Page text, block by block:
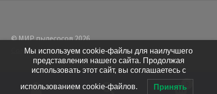
© МИР пылесосов 2026
Создано с помощью WooCommerce
Мы используем cookie-файлы для наилучшего
представления нашего сайта. Продолжая
использовать этот сайт, вы соглашаетесь с
использованием cookie-файлов. Принять